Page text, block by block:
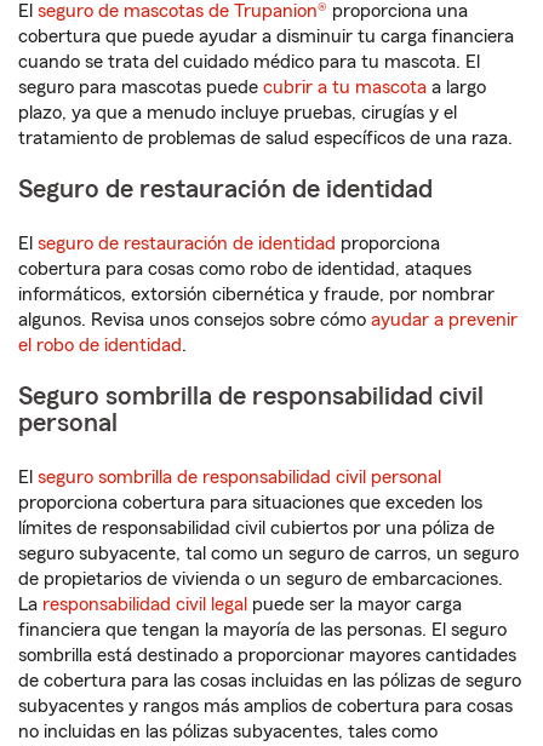
El seguro de mascotas de Trupanion® proporciona una
cobertura que puede ayudar a disminuir tu carga financiera
cuando se trata del cuidado médico para tu mascota. El
seguro para mascotas puede cubrir a tu mascota a largo
plazo, ya que a menudo incluye pruebas, cirugías y el
tratamiento de problemas de salud específicos de una raza.
Seguro de restauración de identidad
El seguro de restauración de identidad proporciona
cobertura para cosas como robo de identidad, ataques
informáticos, extorsión cibernética y fraude, por nombrar
algunos. Revisa unos consejos sobre cómo ayudar a prevenir
el robo de identidad.
Seguro sombrilla de responsabilidad civil
personal
El seguro sombrilla de responsabilidad civil personal
proporciona cobertura para situaciones que exceden los
límites de responsabilidad civil cubiertos por una póliza de
seguro subyacente, tal como un seguro de carros, un seguro
de propietarios de vivienda o un seguro de embarcaciones.
La responsabilidad civil legal puede ser la mayor carga
financiera que tengan la mayoría de las personas. El seguro
sombrilla está destinado a proporcionar mayores cantidades
de cobertura para las cosas incluidas en las pólizas de seguro
subyacentes y rangos más amplios de cobertura para cosas
no incluidas en las pólizas subyacentes, tales como